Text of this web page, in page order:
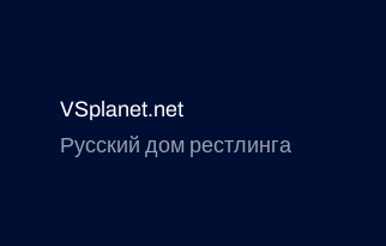
VSplanet.net
Русский дом рестлинга